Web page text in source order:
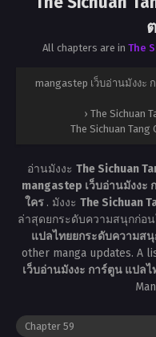
All chapters are in The
mangastep เว็บอ่านมังง
› The Sichuan
The Sichuan
อ่านมังงะ The Sichuan
mangastep เว็บอ่านมังง
ใคร . มังงะ The Sichuan
ล่าสุดยกระดับความสนุกก่อน
แปลไทยยกระดับความส
other manga updates. A
เว็บอ่านมังงะ การ์ตูน แปล